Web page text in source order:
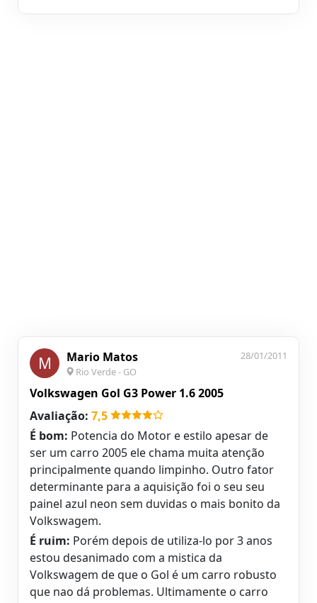
M Mario Matos
Rio Verde - GO
28/01/2011
Volkswagen Gol G3 Power 1.6 2005
Avaliação: 7,5
É bom: Potencia do Motor e estilo apesar de
ser um carro 2005 ele chama muita atenção
principalmente quando limpinho. Outro fator
determinante para a aquisição foi o seu seu
painel azul neon sem duvidas o mais bonito da
Volkswagem.
É ruim: Porém depois de utiliza-lo por 3 anos
estou desanimado com a mistica da
Volkswagem de que o Gol é um carro robusto
que nao dá problemas. Ultimamente o carro